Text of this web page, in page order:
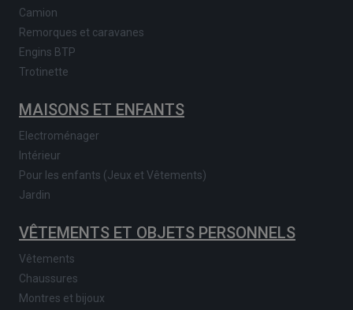
Camion
Remorques et caravanes
Engins BTP
Trotinette
MAISONS ET ENFANTS
Electroménager
Intérieur
Pour les enfants (Jeux et Vêtements)
Jardin
VÊTEMENTS ET OBJETS PERSONNELS
Vêtements
Chaussures
Montres et bijoux